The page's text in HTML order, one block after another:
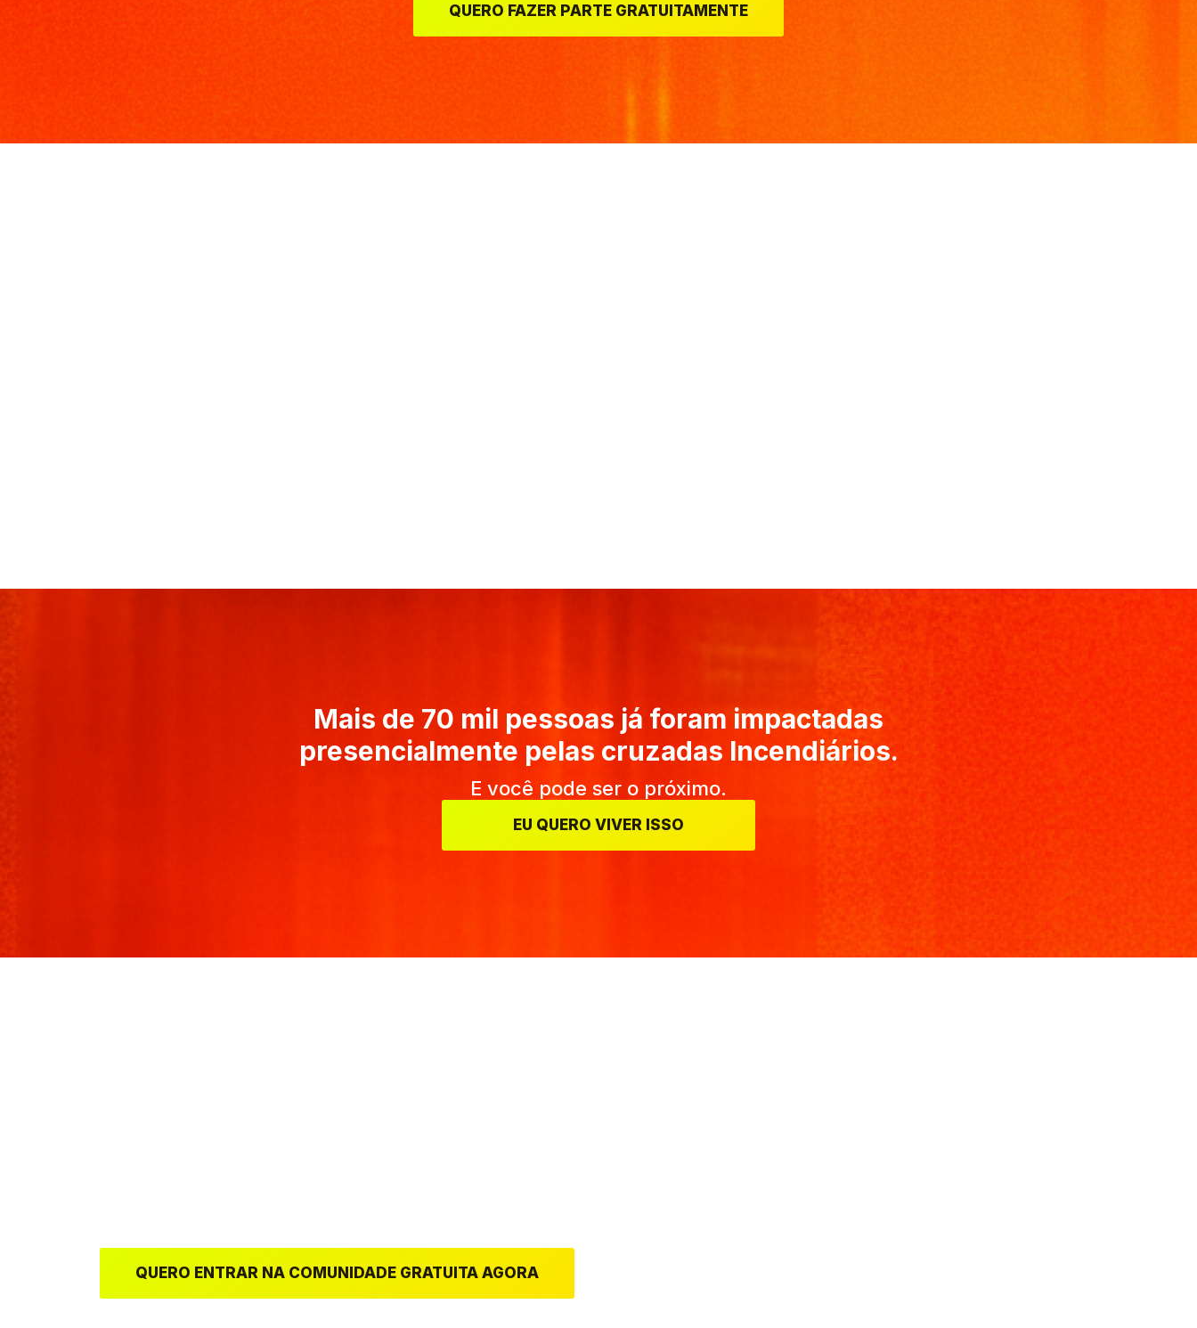
QUERO FAZER PARTE GRATUITAMENTE
Mais de 70 mil pessoas já foram impactadas
presencialmente pelas cruzadas Incendiários.
E você pode ser o próximo.
EU QUERO VIVER ISSO
QUERO ENTRAR NA COMUNIDADE GRATUITA AGORA